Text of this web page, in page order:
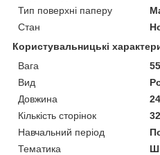
Тип поверхні паперу
Стан
Користувальницькі
Вага
55
Вид
Довжина
24
Кількість сторінок
Навчальний період
Тематика